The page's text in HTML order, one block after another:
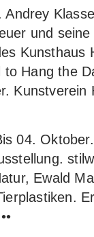
Andrey
und seine
Kunsthaus
to Hang the
Kunstverein
04.
Ewald